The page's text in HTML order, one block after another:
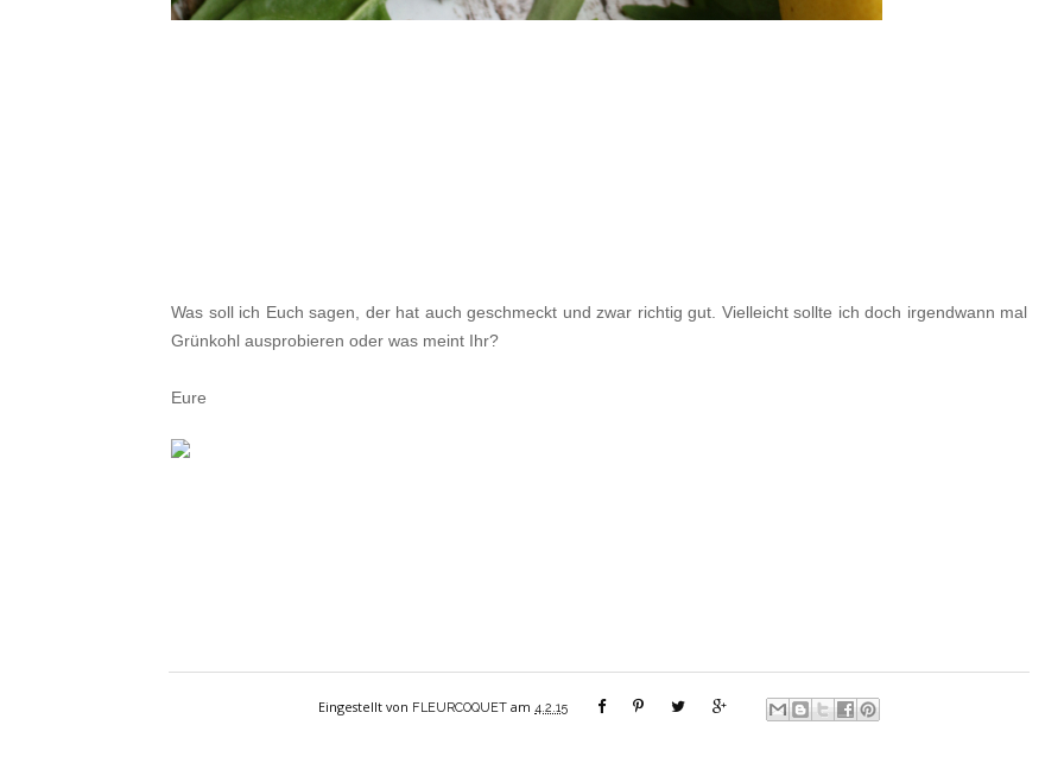
Was soll ich Euch sagen, der hat auch geschmeckt und zwar richtig gut. Vielleicht sollte ich doch irgendwann mal
Grünkohl ausprobieren oder was meint Ihr?
Eure
Eingestellt von FLEURCOQUET am4.2.15